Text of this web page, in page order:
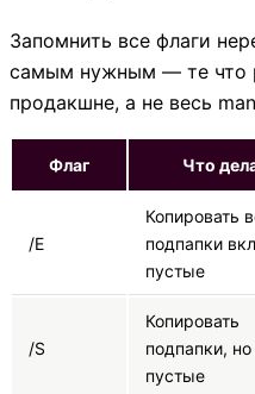
Запомнить все флаги
самым нужным — те что
продакшне, а не весь
Флаг Что
/E
Копировать
подпапки
пустые
/S
Копировать
подпапки, но
пустые